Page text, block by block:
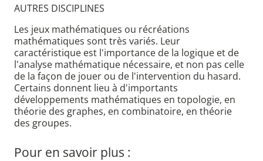
AUTRES DISCIPLINES
Les jeux mathématiques ou récréations
mathématiques sont très variés. Leur
caractéristique est l'importance de la logique et de
l'analyse mathématique nécessaire, et non pas celle
de la façon de jouer ou de l'intervention du hasard.
Certains donnent lieu à d'importants
développements mathématiques en topologie, en
théorie des graphes, en combinatoire, en théorie
des groupes.
Pour en savoir plus :